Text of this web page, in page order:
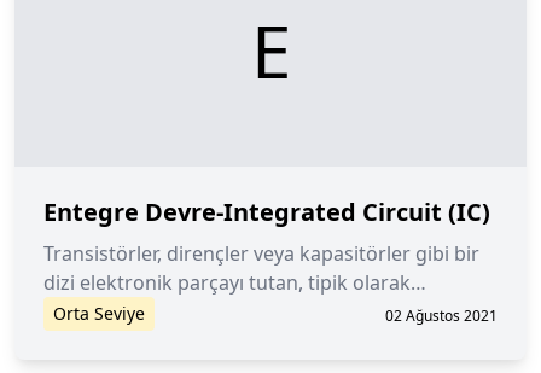
E
Entegre Devre-Integrated Circuit (IC)
Transistörler, dirençler veya kapasitörler gibi bir
dizi elektronik parçayı tutan, tipik olarak
silikondan yapılmış küçük bir çip.
Orta Seviye 02 Ağustos 2021